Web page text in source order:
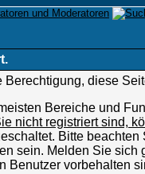
diese
Bereiche und
nicht registriert sind,
Bitte
sein. Melden Sie
Benutzer vorbehalten